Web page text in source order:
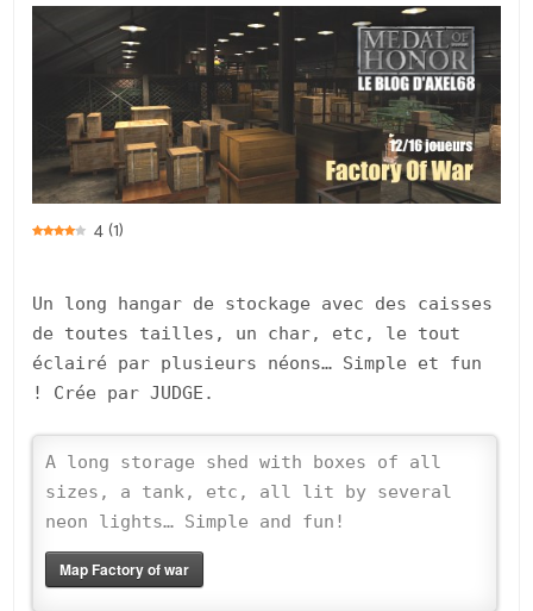
4(1)
Un long hangar de stockage avec des caisses
de toutes tailles, un char, etc, le tout
éclairé par plusieurs néons… Simple et fun
! Crée par JUDGE.
A long storage shed with boxes of all
sizes, a tank, etc, all lit by several
neon lights… Simple and fun!
Map Factory of war